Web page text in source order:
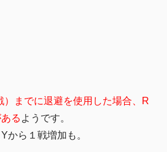
）までに退避を使用した場合、R
る ようです。
から１戦増加も。